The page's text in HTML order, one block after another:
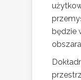
będzie